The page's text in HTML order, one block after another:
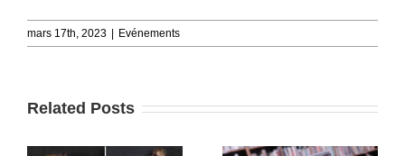
mars 17th, 2023 | Evénements
Related Posts